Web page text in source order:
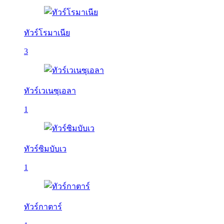
ทัวร์โรมาเนีย
3
ทัวร์เวเนซุเอลา
1
ทัวร์ซิมบับเว
1
ทัวร์กาตาร์